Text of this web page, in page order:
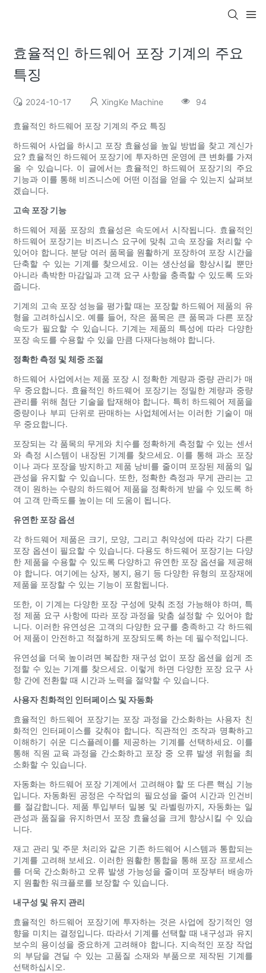
효율적인 하드웨어 포장 기계의 주요
특징
2024-10-17 XingKe Machine 94
효율적인 하드웨어 포장 기계의 주요 특징
하드웨어 사업을 하시고 포장 효율성을 높일 방법을 찾고 계신가
요? 효율적인 하드웨어 포장기에 투자하면 운영에 큰 변화를 가져
올 수 있습니다. 이 글에서는 효율적인 하드웨어 포장기의 주요
기능과 이를 통해 비즈니스에 어떤 이점을 얻을 수 있는지 살펴보
겠습니다.
고속 포장 기능
하드웨어 제품 포장의 효율성은 속도에서 시작됩니다. 효율적인
하드웨어 포장기는 비즈니스 요구에 맞춰 고속 포장을 처리할 수
있어야 합니다. 분당 여러 품목을 원활하게 포장하여 포장 시간을
단축할 수 있는 기계를 찾으세요. 이는 생산성을 향상시킬 뿐만
아니라 촉박한 마감일과 고객 요구 사항을 충족할 수 있도록 도와
줍니다.
기계의 고속 포장 성능을 평가할 때는 포장할 하드웨어 제품의 유
형을 고려하십시오. 예를 들어, 작은 품목은 큰 품목과 다른 포장
속도가 필요할 수 있습니다. 기계는 제품의 특성에 따라 다양한
포장 속도를 수용할 수 있을 만큼 다재다능해야 합니다.
정확한 측정 및 체중 조절
하드웨어 사업에서는 제품 포장 시 정확한 계량과 중량 관리가 매
우 중요합니다. 효율적인 하드웨어 포장기는 정밀한 계량과 중량
관리를 위해 첨단 기술을 탑재해야 합니다. 특히 하드웨어 제품을
중량이나 부피 단위로 판매하는 사업체에서는 이러한 기술이 매
우 중요합니다.
포장되는 각 품목의 무게와 치수를 정확하게 측정할 수 있는 센서
와 측정 시스템이 내장된 기계를 찾으세요. 이를 통해 과소 포장
이나 과다 포장을 방지하고 제품 낭비를 줄이며 포장된 제품의 일
관성을 유지할 수 있습니다. 또한, 정확한 측정과 무게 관리는 고
객이 원하는 수량의 하드웨어 제품을 정확하게 받을 수 있도록 하
여 고객 만족도를 높이는 데 도움이 됩니다.
유연한 포장 옵션
각 하드웨어 제품은 크기, 모양, 그리고 취약성에 따라 각기 다른
포장 옵션이 필요할 수 있습니다. 다용도 하드웨어 포장기는 다양
한 제품을 수용할 수 있도록 다양하고 유연한 포장 옵션을 제공해
야 합니다. 여기에는 상자, 봉지, 용기 등 다양한 유형의 포장재에
제품을 포장할 수 있는 기능이 포함됩니다.
또한, 이 기계는 다양한 포장 구성에 맞춰 조정 가능해야 하며, 특
정 제품 요구 사항에 따라 포장 과정을 맞춤 설정할 수 있어야 합
니다. 이러한 유연성은 고객의 다양한 요구를 충족하고 각 하드웨
어 제품이 안전하고 적절하게 포장되도록 하는 데 필수적입니다.
유연성을 더욱 높이려면 복잡한 재구성 없이 포장 옵션을 쉽게 조
정할 수 있는 기계를 찾으세요. 이렇게 하면 다양한 포장 요구 사
항 간에 전환할 때 시간과 노력을 절약할 수 있습니다.
사용자 친화적인 인터페이스 및 자동화
효율적인 하드웨어 포장기는 포장 과정을 간소화하는 사용자 친
화적인 인터페이스를 갖춰야 합니다. 직관적인 조작과 명확하고
이해하기 쉬운 디스플레이를 제공하는 기계를 선택하세요. 이를
통해 직원 교육 과정을 간소화하고 포장 중 오류 발생 위험을 최
소화할 수 있습니다.
자동화는 하드웨어 포장 기계에서 고려해야 할 또 다른 핵심 기능
입니다. 자동화된 공정은 수작업의 필요성을 줄여 시간과 인건비
를 절감합니다. 제품 투입부터 밀봉 및 라벨링까지, 자동화는 일
관성과 품질을 유지하면서 포장 효율성을 크게 향상시킬 수 있습
니다.
재고 관리 및 주문 처리와 같은 기존 하드웨어 시스템과 통합되는
기계를 고려해 보세요. 이러한 원활한 통합을 통해 포장 프로세스
를 더욱 간소화하고 오류 발생 가능성을 줄이며 포장부터 배송까
지 원활한 워크플로를 보장할 수 있습니다.
내구성 및 유지 관리
효율적인 하드웨어 포장기에 투자하는 것은 사업에 장기적인 영
향을 미치는 결정입니다. 따라서 기계를 선택할 때 내구성과 유지
보수의 용이성을 중요하게 고려해야 합니다. 지속적인 포장 작업
의 부담을 견딜 수 있는 고품질 소재와 부품으로 제작된 기계를
선택하십시오.